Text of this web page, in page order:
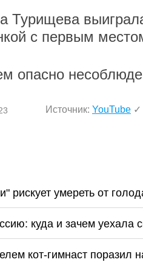
с первым
опасно
Источник: YouTube ✓
рискует умереть от
куда и зачем уехала
кот-гимнаст поразил